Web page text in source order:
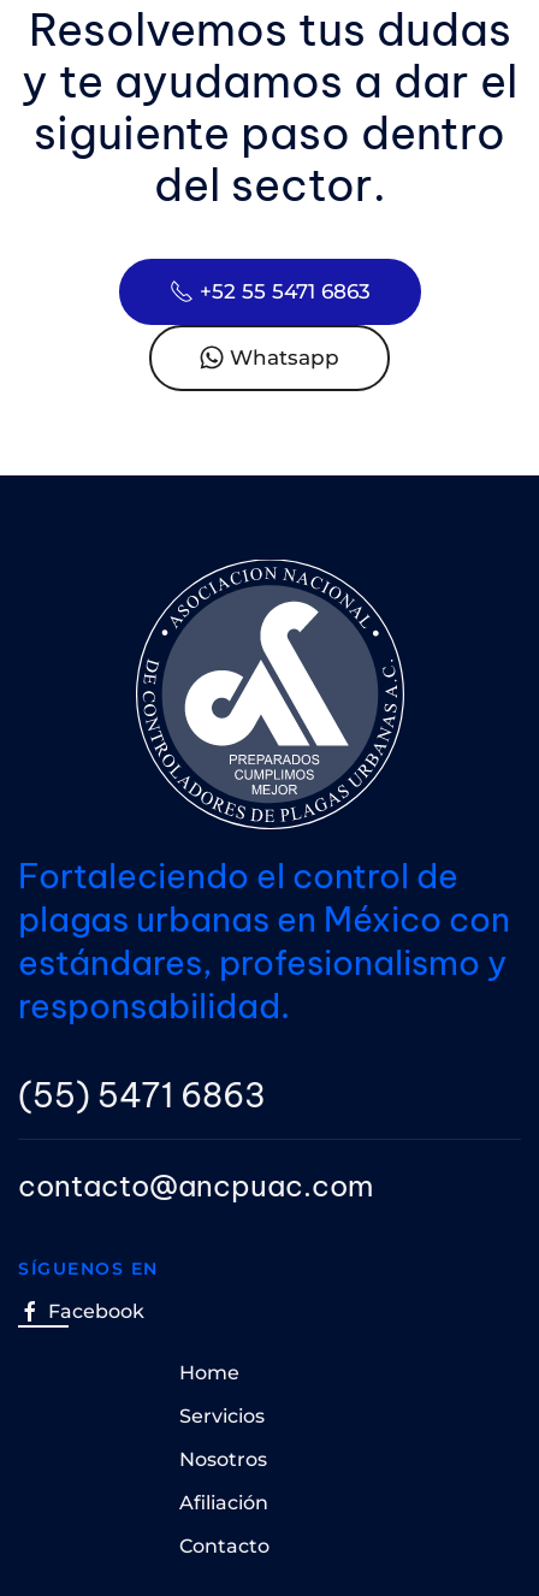
Resolvemos tus dudas
y te ayudamos a dar el
siguiente paso dentro
del sector.
+52 55 5471 6863
Whatsapp
Fortaleciendo el control de
plagas urbanas en México con
estándares, profesionalismo y
responsabilidad.
(55) 5471 6863
contacto@ancpuac.com
SÍGUENOS EN
Facebook
Home
Servicios
Nosotros
Afiliación
Contacto